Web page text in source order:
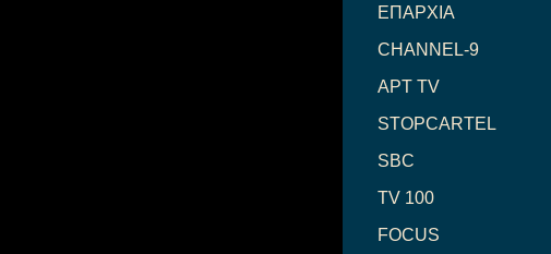
ΕΠΑΡΧΙΑ
CHANNEL-9
ΑΡΤ TV
STOPCARTEL
SBC
TV 100
FOCUS